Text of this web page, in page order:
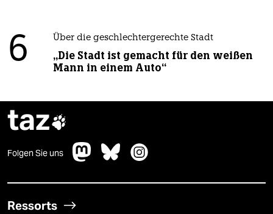
6 Über die geschlechtergerechte Stadt
„Die Stadt ist gemacht für den weißen
Mann in einem Auto“
taz
Folgen Sie uns
Ressorts